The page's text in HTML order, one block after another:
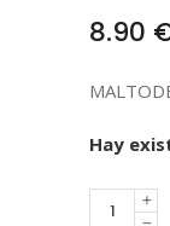
8.90
Hay